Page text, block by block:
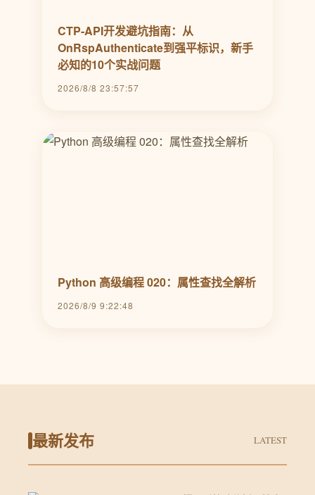
CTP-API开发避坑指南：从
OnRspAuthenticate到强平标识，新手
必知的10个实战问题
2026/8/8 23:57:57
Python 高级编程 020：属性查找全解析
2026/8/9 9:22:48
最新发布 LATEST